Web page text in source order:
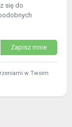
się do
Zapisz mnie
w Twoim